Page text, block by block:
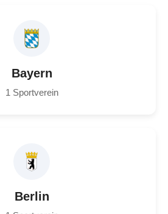
Bayern
1 Sportverein
Berlin